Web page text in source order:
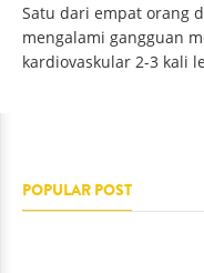
Satu dari empat orang
mengalami gangguan
kardiovaskular 2-3 kali
POPULAR POST